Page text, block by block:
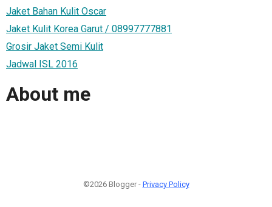
Jaket Bahan Kulit Oscar
Jaket Kulit Korea Garut / 08997777881
Grosir Jaket Semi Kulit
Jadwal ISL 2016
About me
©2026 Blogger - Privacy Policy